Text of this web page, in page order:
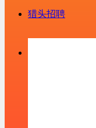
猎头招聘